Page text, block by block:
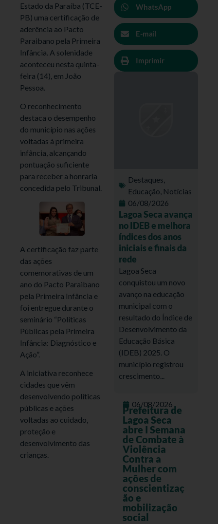
Estado da Paraíba (TCE-
PB) uma certificação de
aderência ao Pacto
Paraibano pela Primeira
Infância. A solenidade
aconteceu nesta quinta-
feira (14), em João
Pessoa.
O reconhecimento
destaca o desempenho
do município nas ações
voltadas à primeira
infância, alcançando
pontuação suficiente
para receber a honraria
concedida pelo Tribunal.
A certificação faz parte
das ações
comemorativas de um
ano do Pacto Paraibano
pela Primeira Infância e
foi entregue durante o
seminário “Políticas
Públicas pela Primeira
Infância: Diagnóstico e
Ação”.
A iniciativa reconhece
cidades que vêm
desenvolvendo políticas
públicas e ações
voltadas ao cuidado,
proteção e
desenvolvimento das
crianças.
WhatsApp
E-mail
Imprimir
Destaques,
Educação, Notícias
06/08/2026
Lagoa Seca avança
no IDEB e melhora
índices dos anos
iniciais e finais da
rede
Lagoa Seca
conquistou um novo
avanço na educação
municipal com o
resultado do Índice de
Desenvolvimento da
Educação Básica
(IDEB) 2025. O
município registrou
crescimento...
06/08/2026
Prefeitura de
Lagoa Seca
abre I Semana
de Combate à
Violência
Contra a
Mulher com
ações de
conscientizaç
ão e
mobilização
social